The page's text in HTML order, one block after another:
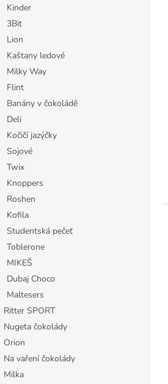
Kinder
3Bit
Lion
Kaštany ledové
Milky Way
Flint
Banány v čokoládě
Deli
Kočičí jazýčky
Sojové
Twix
Knoppers
Roshen
Kofila
Studentská pečeť
Toblerone
MIKEŠ
Dubaj Choco
Maltesers
Ritter SPORT
Nugeta čokolády
Orion
Na vaření čokolády
Milka